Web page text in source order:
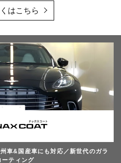
はこちら
車&国産車にも対応／新世代のガラ
ーティング